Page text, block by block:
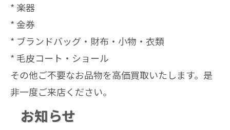
* 楽器
* 金券
* ブランドバッグ・財布・小物・衣類
* 毛皮コート・ショール
その他ご不要なお品物を高価買取いたします。是
非一度ご来店ください。
お知らせ